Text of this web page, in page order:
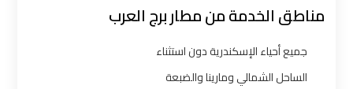
مناطق الخدمة من مطار برج العرب
جميع أحياء الإسكندرية دون استثناء
الساحل الشمالي ومارينا والضبعة